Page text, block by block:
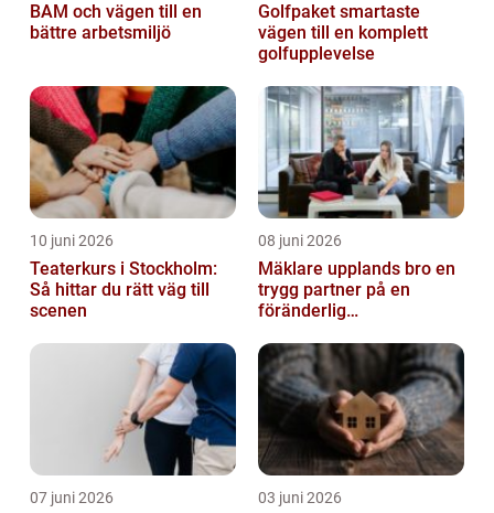
BAM och vägen till en
bättre arbetsmiljö
Golfpaket smartaste
vägen till en komplett
golfupplevelse
10 juni 2026
Teaterkurs i Stockholm:
Så hittar du rätt väg till
scenen
08 juni 2026
Mäklare upplands bro en
trygg partner på en
föränderlig
07 juni 2026 03 juni 2026